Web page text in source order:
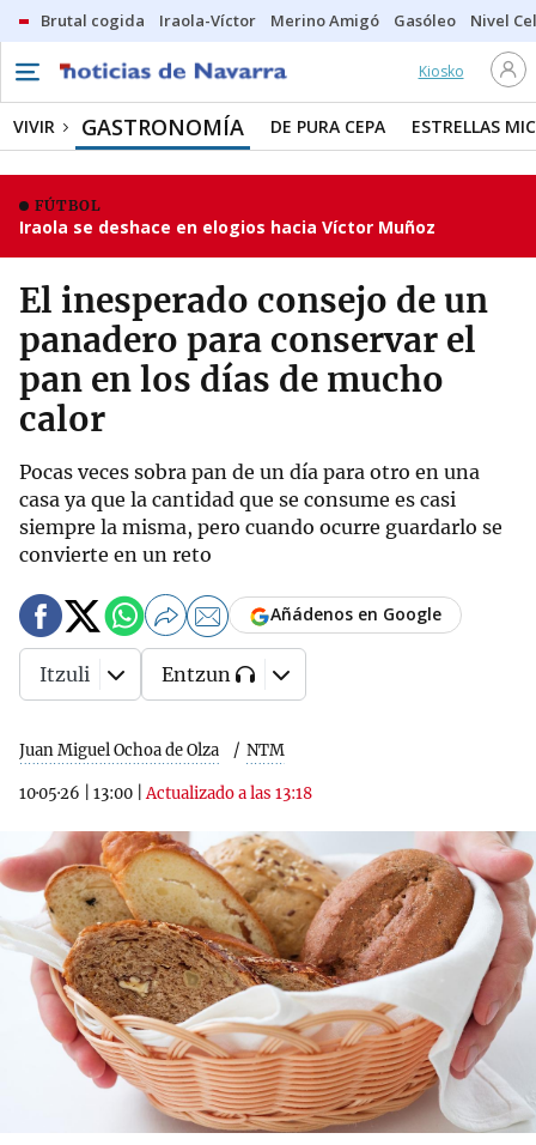
Brutal cogida Iraola-Víctor Merino Amigó Gasóleo Nivel
Kiosko
VIVIR GASTRONOMÍA DE PURA CEPA ESTRELLAS
FÚTBOL
Iraola se deshace en elogios hacia Víctor Muñoz
El inesperado consejo de un
panadero para conservar el
pan en los días de mucho
calor
Pocas veces sobra pan de un día para otro en una
casa ya que la cantidad que se consume es casi
siempre la misma, pero cuando ocurre guardarlo se
convierte en un reto
Juan Miguel Ochoa de Olza NTM
10·05·26 13:00 |Actualizado a las 13:18
Añádenos en Google
Itzuli Entzun